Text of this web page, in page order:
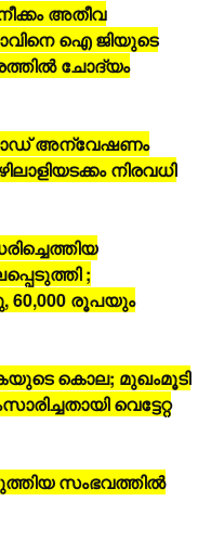
അതീവ
ഐ ജിയുടെ
ചോദ്യം
അന്വേഷണം
നിരവധി
;
60,000 രൂപയും
കൊല; മുഖംമൂടി
വെട്ടേറ്റ
സംഭവത്തില്‍